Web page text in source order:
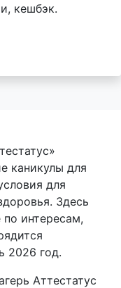
кешбэк.
каникулы для
для
Здесь
интересам,
2026 год.
Аттестатус